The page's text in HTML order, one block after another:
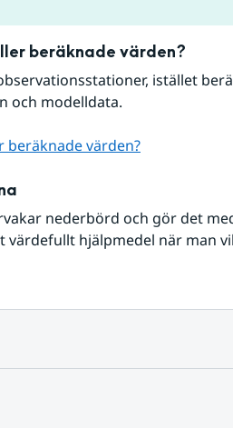
beräknade värden?
istället
och modelldata.
beräknade värden?
nederbörd och gör det
värdefullt hjälpmedel när man